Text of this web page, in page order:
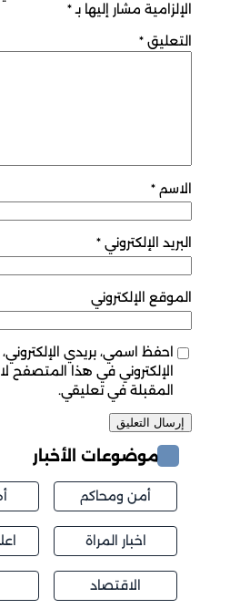
الإلزامية مشار إليها بـ*
التعليق *
الاسم *
البريد الإلكتروني *
الموقع الإلكتروني
احفظ اسمي، بريدي
الإلكتروني في هذا المتصفح
المقبلة في تعليقي.
موضوعات الأخبار
أمن ومحاكم
اخبار المراة
الاقتصاد